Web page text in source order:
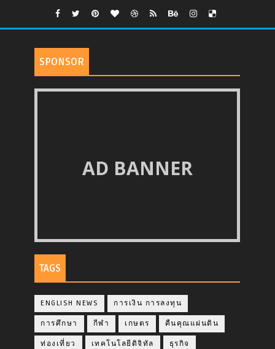
SPONSOR
AD BANNER
TAGS
ENGLISH NEWS การเงิน การลงทุน
การศึกษา กีฬา เกษตร คืนคุณแผ่นดิน
ท่องเที่ยว เทคโนโลยีดิจิทัล ธุรกิจ